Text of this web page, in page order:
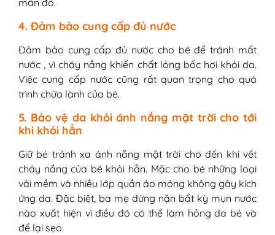
mẩn đỏ.
4. Đảm bảo cung cấp đủ nước
Đảm bảo cung cấp đủ nước cho bé để tránh mất
nước , vì cháy nắng khiến chất lỏng bốc hơi khỏi da.
Việc cung cấp nước cũng rất quan trọng cho quá
trình chữa lành của bé.
5. Bảo vệ da khỏi ánh nắng mặt trời cho tới
khi khỏi hẳn
Giữ bé tránh xa ánh nắng mặt trời cho đến khi vết
cháy nắng của bé khỏi hẳn. Mặc cho bé những loại
vải mềm và nhiều lớp quần áo mỏng không gây kích
ứng da. Đặc biệt, ba mẹ đừng nặn bất kỳ mụn nước
nào xuất hiện vì điều đó có thể làm hỏng da bé và
để lại sẹo.